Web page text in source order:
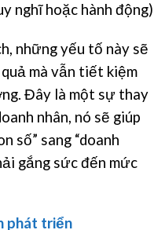
nghĩ hoặc hành động)
những yếu tố này sẽ
mà vẫn tiết kiệm
Đây là một sự thay
nhân, nó sẽ giúp
số” sang “doanh
gắng sức đến mức
phát triển